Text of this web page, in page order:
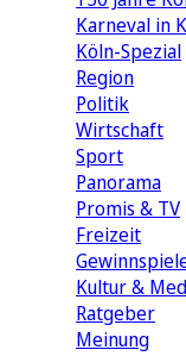
Karneval in
Köln-Spezial
Region
Politik
Wirtschaft
Sport
Panorama
Promis & TV
Freizeit
Kultur &
Ratgeber
Meinung